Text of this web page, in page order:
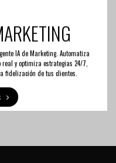
IA de Marketing. Automatiza
y optimiza estrategias 24/7,
fidelización de tus clientes.